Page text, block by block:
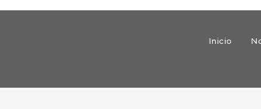
Inicio